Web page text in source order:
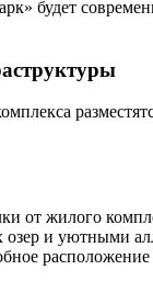
будет
от жилого
озер и уютными
расположение